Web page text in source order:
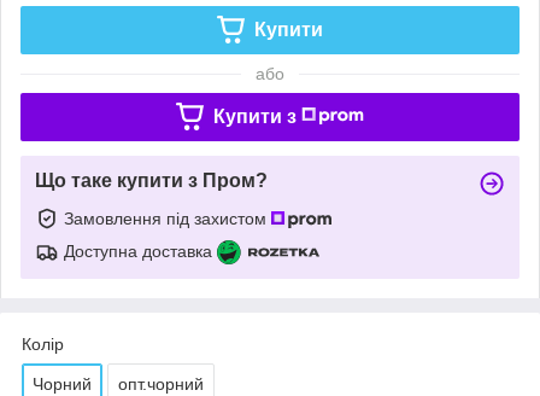
Купити
або
Купити з
Що таке купити з Пром?
Замовлення під захистом
Доступна доставка
Колір
Чорний опт.чорний